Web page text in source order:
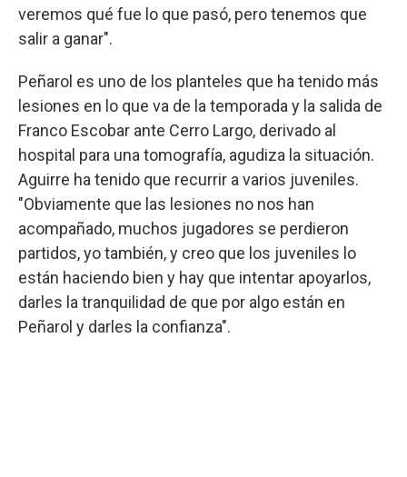
veremos qué fue lo que pasó, pero tenemos que
salir a ganar".
Peñarol es uno de los planteles que ha tenido más
lesiones en lo que va de la temporada y la salida de
Franco Escobar ante Cerro Largo, derivado al
hospital para una tomografía, agudiza la situación.
Aguirre ha tenido que recurrir a varios juveniles.
"Obviamente que las lesiones no nos han
acompañado, muchos jugadores se perdieron
partidos, yo también, y creo que los juveniles lo
están haciendo bien y hay que intentar apoyarlos,
darles la tranquilidad de que por algo están en
Peñarol y darles la confianza".